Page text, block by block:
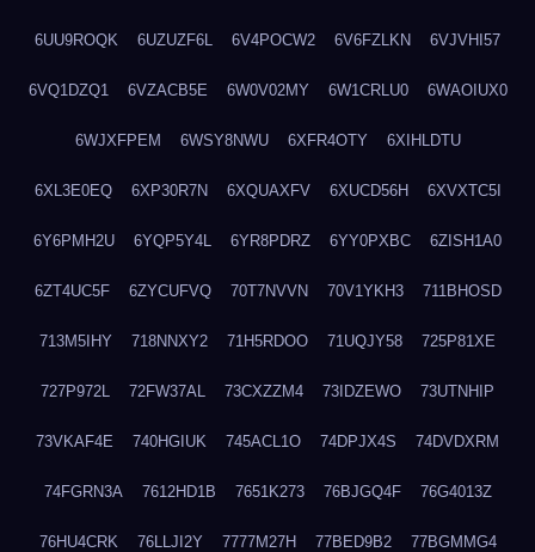
6UU9ROQK 6UZUZF6L 6V4POCW2 6V6FZLKN 6VJVHI57
6VQ1DZQ1 6VZACB5E 6W0V02MY 6W1CRLU0 6WAOIUX0
6WJXFPEM 6WSY8NWU 6XFR4OTY 6XIHLDTU
6XL3E0EQ 6XP30R7N 6XQUAXFV 6XUCD56H 6XVXTC5I
6Y6PMH2U 6YQP5Y4L 6YR8PDRZ 6YY0PXBC 6ZISH1A0
6ZT4UC5F 6ZYCUFVQ 70T7NVVN 70V1YKH3 711BHOSD
713M5IHY 718NNXY2 71H5RDOO 71UQJY58 725P81XE
727P972L 72FW37AL 73CXZZM4 73IDZEWO 73UTNHIP
73VKAF4E 740HGIUK 745ACL1O 74DPJX4S 74DVDXRM
74FGRN3A 7612HD1B 7651K273 76BJGQ4F 76G4013Z
76HU4CRK 76LLJI2Y 7777M27H 77BED9B2 77BGMMG4